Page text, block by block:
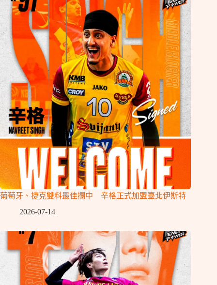
葡萄牙、捷克雙料最佳攔中 辛格正式加盟臺北伊斯特
2026-07-14